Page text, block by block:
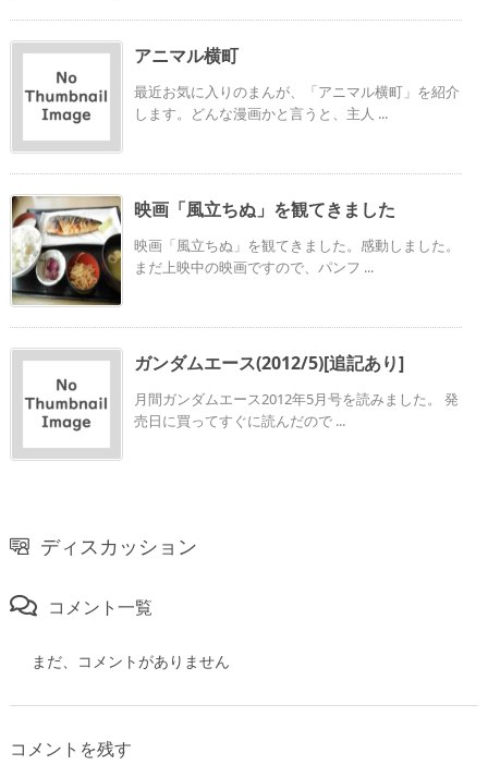
アニマル横町
最近お気に入りのまんが、「アニマル横町」を紹介
します。どんな漫画かと言うと、主人 ...
映画「風立ちぬ」を観てきました
映画「風立ちぬ」を観てきました。感動しました。
まだ上映中の映画ですので、パンフ ...
ガンダムエース(2012/5)[追記あり]
月間ガンダムエース2012年5月号を読みました。 発
売日に買ってすぐに読んだので ...
ディスカッション
コメント一覧
まだ、コメントがありません
コメントを残す